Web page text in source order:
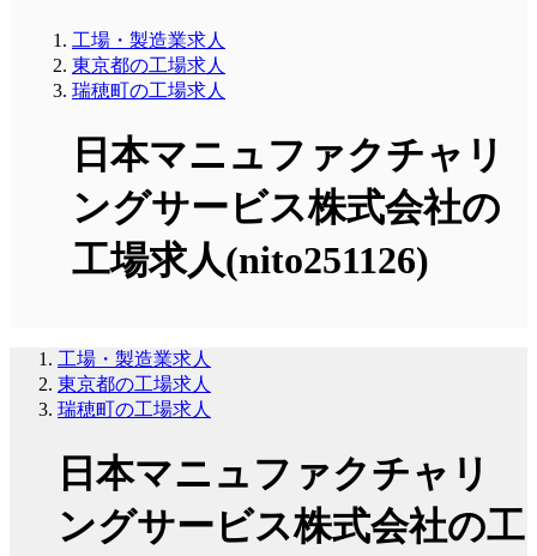
工場・製造業求人
東京都の工場求人
瑞穂町の工場求人
日本マニュファクチャリ
ングサービス株式会社の
工場求人(nito251126)
工場・製造業求人
東京都の工場求人
瑞穂町の工場求人
日本マニュファクチャリ
ングサービス株式会社の工